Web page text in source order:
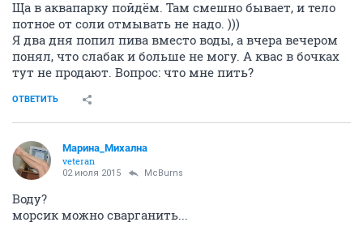
Ща в аквапарку пойдём. Там смешно бывает, и тело
потное от соли отмывать не надо. )))
Я два дня попил пива вместо воды, а вчера вечером
понял, что слабак и больше не могу. А квас в бочках
тут не продают. Вопрос: что мне пить?
ОТВЕТИТЬ
Марина_Михална
veteran
02 июля 2015 McBurns
Воду?
морсик можно сварганить...